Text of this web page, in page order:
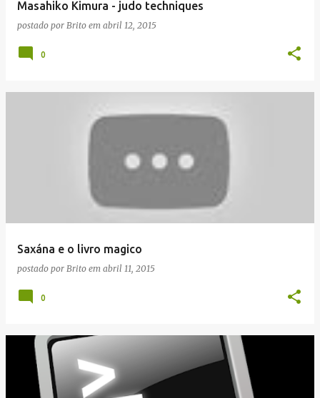
Masahiko Kimura - judo techniques
postado por Brito em abril 12, 2015
0
Saxána e o livro magico
postado por Brito em abril 11, 2015
0